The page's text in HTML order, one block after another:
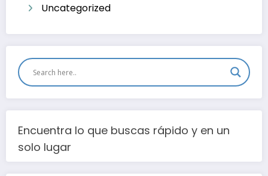
Uncategorized
Encuentra lo que buscas rápido y en un
solo lugar